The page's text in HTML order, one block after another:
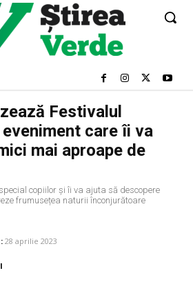
Festivalul
care îi va
mai aproape de
copiilor și îi va ajuta să descopere
frumusețea naturii înconjurătoare
28 aprilie 2023